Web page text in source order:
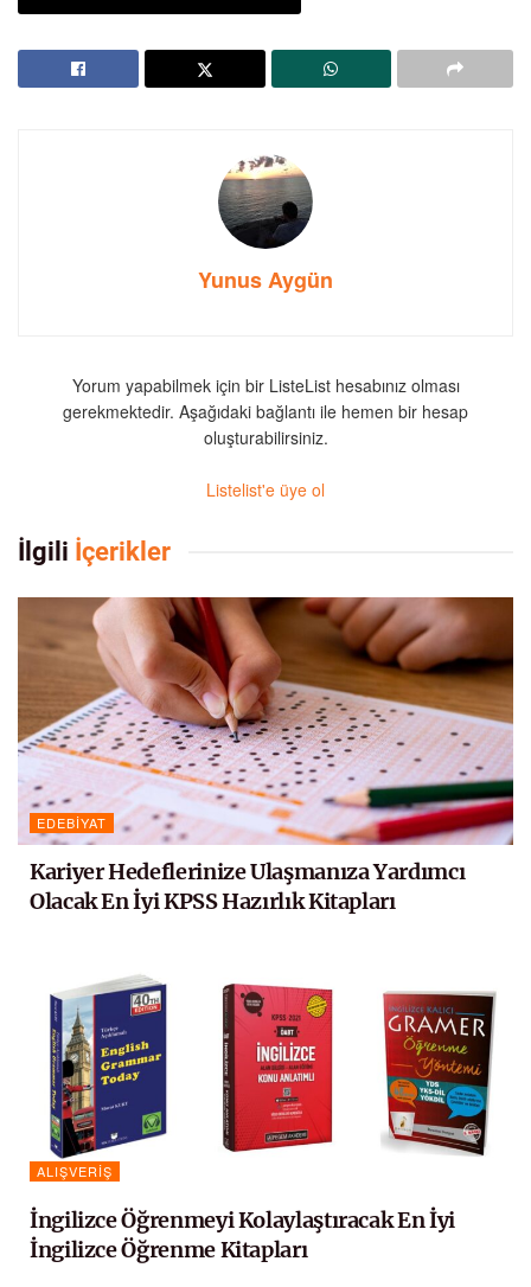
Yunus Aygün
Yorum yapabilmek için bir ListeList hesabınız olması
gerekmektedir. Aşağıdaki bağlantı ile hemen bir hesap
oluşturabilirsiniz.
Listelist'e üye ol
İlgili İçerikler
EDEBIYAT
Kariyer Hedeflerinize Ulaşmanıza Yardımcı
Olacak En İyi KPSS Hazırlık Kitapları
ALIŞVERIŞ
İngilizce Öğrenmeyi Kolaylaştıracak En İyi
İngilizce Öğrenme Kitapları